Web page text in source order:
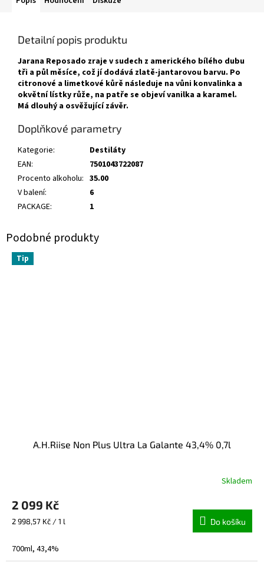
Detailní popis produktu
Jarana Reposado zraje v sudech z amerického bílého dubu
tři a půl měsíce, což jí dodává zlatě-jantarovou barvu. Po
citronové a limetkové kůrě následuje na vůni konvalinka a
okvětní lístky růže, na patře se objeví vanilka a karamel.
Má dlouhý a osvěžující závěr.
Doplňkové parametry
Kategorie:
Destiláty
EAN:
7501043722087
Procento alkoholu: 35.00
V balení:
6
PACKAGE: 1
Tip
A.H.Riise Non Plus Ultra La Galante 43,4% 0,7l
produktu
je
5,0
5
hvězdiček.
Skladem
2 099 Kč
Měrná
2 998,57 Kč / 1 l Do košíku
700ml, 43,4%